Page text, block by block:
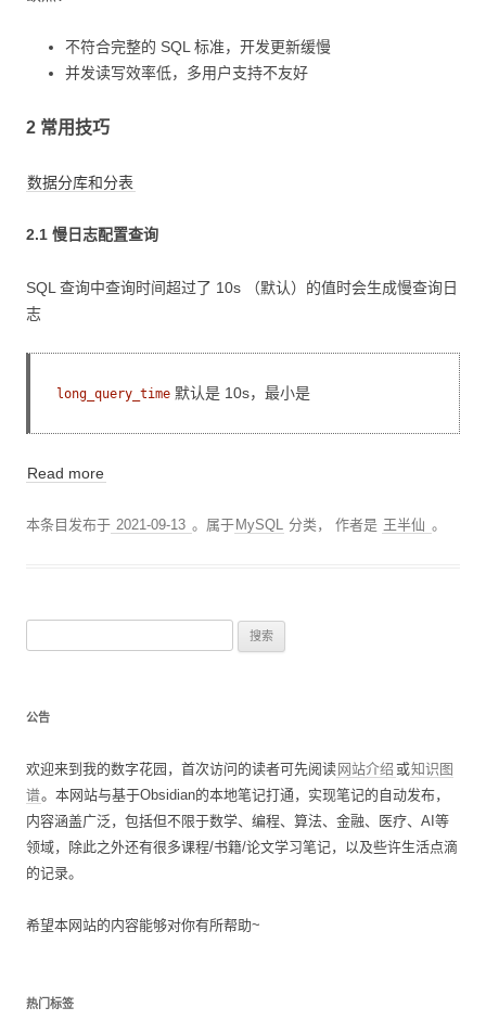
不符合完整的 SQL 标准，开发更新缓慢
并发读写效率低，多用户支持不友好
2 常用技巧
数据分库和分表
2.1 慢日志配置查询
SQL 查询中查询时间超过了 10s （默认）的值时会生成慢查询日
志
long_query_time 默认是 10s，最小是
Read more
本条目发布于 2021-09-13 。属于MySQL 分类，作者是 王半仙 。
公告
欢迎来到我的数字花园，首次访问的读者可先阅读 网站介绍 或知识图
谱。本网站与基于Obsidian的本地笔记打通，实现笔记的自动发布，
内容涵盖广泛，包括但不限于数学、编程、算法、金融、医疗、AI等
领域，除此之外还有很多课程/书籍/论文学习笔记，以及些许生活点滴
的记录。
希望本网站的内容能够对你有所帮助~
热门标签